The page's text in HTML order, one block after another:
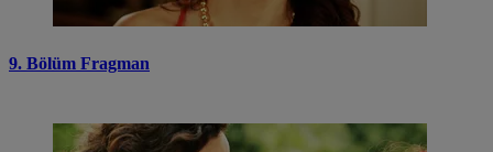
9. Bölüm Fragman